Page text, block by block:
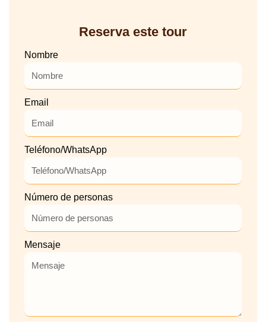
Reserva este tour
Nombre
Email
Teléfono/WhatsApp
Número de personas
Mensaje